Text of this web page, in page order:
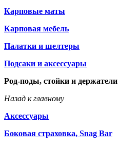
Карповые маты
Карповая мебель
Палатки и шелтеры
Подсаки и аксессуары
Род-поды, стойки и держатели
Назад к главному
Аксессуары
Боковая страховка, Snag Bar